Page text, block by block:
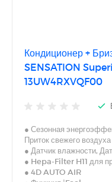
Индикация
Цифровой дисплей
Подсветка дисплея
Индикация
Индикация
Отключение дисплея
Кондиционер +
SENSATION
13UW4RXVQF00
● Сезонная
Приток свежего
● Датчик влажности,
● Hepa-Filter H11 для
● 4D AUTO AIR